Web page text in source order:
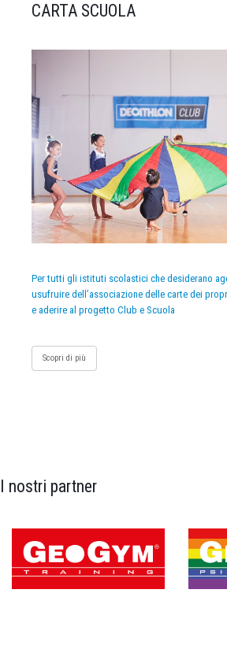
CARTA SCUOLA
Per tutti gli istituti scolastici che desiderano
usufruire dell’associazione delle carte dei
e aderire al progetto Club e Scuola
Scopri di più
I nostri partner